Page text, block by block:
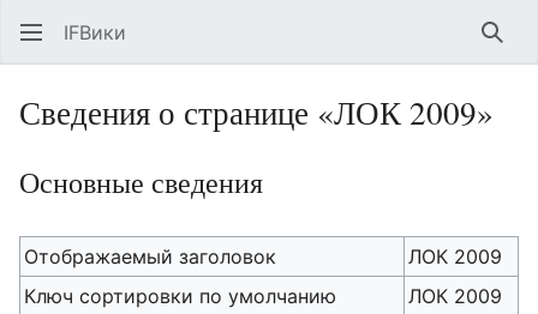
IFВики
Сведения о странице «ЛОК 2009»
Основные сведения
Отображаемый заголовок
ЛОК 2009
Ключ сортировки по умолчанию
ЛОК 2009